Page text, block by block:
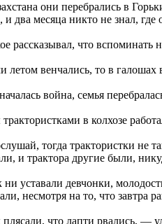
они перебрались в
и два месяца никто не знал,
рассказывал, что вспоминать
летом венчались, то в галошах
война, семья
в колхозе
тогда трактористки не
и трактора другие были,
ни уставали девчонки,
несмотря на то, что завтра
что лапти рвались, —